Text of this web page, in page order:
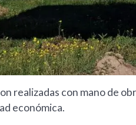
realizadas con mano de
económica.